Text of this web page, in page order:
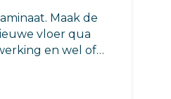
Maak de
vloer qua
en wel of